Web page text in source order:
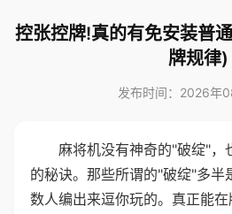
控张控牌!真的有免安装普
牌规律)
发布时间：2026年
麻将机没有神奇的"破绽"，
的秘诀。那些所谓的"破绽"多半
数人编出来逗你玩的。真正能